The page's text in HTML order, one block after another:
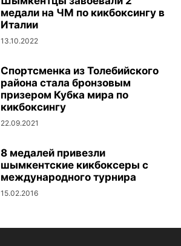
медали на ЧМ по кикбоксингу в
Италии
13.10.2022
Спортсменка из Толебийского
района стала бронзовым
призером Кубка мира по
кикбоксингу
22.09.2021
8 медалей привезли
шымкентские кикбоксеры с
международного турнира
15.02.2016